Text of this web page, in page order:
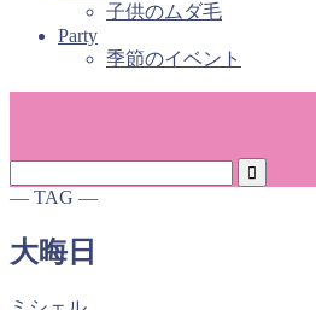
子供のムダ毛
Party
季節のイベント
― TAG ―
大晦日